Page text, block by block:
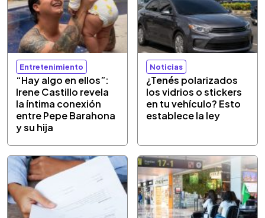
Entretenimiento
“Hay algo en ellos”:
Irene Castillo revela
la íntima conexión
entre Pepe Barahona
y su hija
Noticias
¿Tenés polarizados
los vidrios o stickers
en tu vehículo? Esto
establece la ley